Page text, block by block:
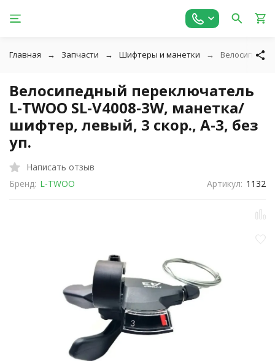
Главная Запчасти Шифтеры и манетки
Велосипедный переключатель
L-TWOO SL-V4008-3W, манетка/
шифтер, левый, 3 скор., A-3, без
уп.
Написать отзыв
Бренд: L-TWOO Артикул: 1132